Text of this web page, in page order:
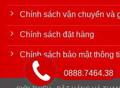
Chính sách vận chuyển và
Chính sách đặt hàng
Chính sách bảo mật thông
0888.7464.38